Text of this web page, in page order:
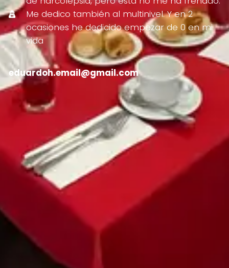
Me dedico también al multinivel. Y en 2
ocasiones he dedicido empezar de 0 en mi
vida
eduardoh.email@gmail.com